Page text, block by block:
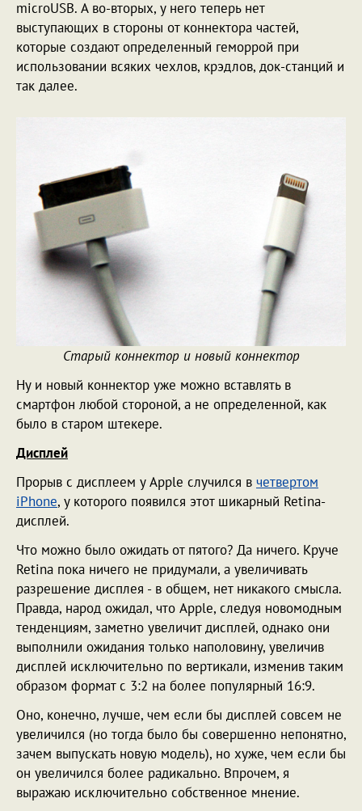
microUSB. А во-вторых, у него теперь нет
выступающих в стороны от коннектора частей,
которые создают определенный геморрой при
использовании всяких чехлов, крэдлов, док-станций и
так далее.
Старый коннектор и новый коннектор
Ну и новый коннектор уже можно вставлять в
смартфон любой стороной, а не определенной, как
было в старом штекере.
Дисплей
Прорыв с дисплеем у Apple случился в четвертом
iPhone, у которого появился этот шикарный Retina-
дисплей.
Что можно было ожидать от пятого? Да ничего. Круче
Retina пока ничего не придумали, а увеличивать
разрешение дисплея - в общем, нет никакого смысла.
Правда, народ ожидал, что Apple, следуя новомодным
тенденциям, заметно увеличит дисплей, однако они
выполнили ожидания только наполовину, увеличив
дисплей исключительно по вертикали, изменив таким
образом формат с 3:2 на более популярный 16:9.
Оно, конечно, лучше, чем если бы дисплей совсем не
увеличился (но тогда было бы совершенно непонятно,
зачем выпускать новую модель), но хуже, чем если бы
он увеличился более радикально. Впрочем, я
выражаю исключительно собственное мнение.